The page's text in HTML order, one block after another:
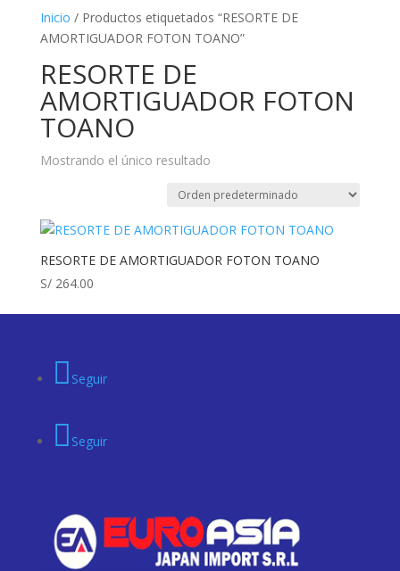
Inicio / Productos etiquetados “RESORTE DE
AMORTIGUADOR FOTON TOANO”
RESORTE DE
AMORTIGUADOR FOTON
TOANO
Mostrando el único resultado
RESORTE DE AMORTIGUADOR FOTON TOANO
S/264.00
Seguir
Seguir